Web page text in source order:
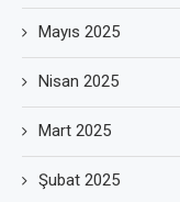
Mayıs 2025
Nisan 2025
Mart 2025
Şubat 2025